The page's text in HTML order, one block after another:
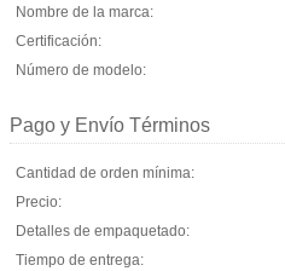
Nombre de la marca:
Certificación:
Número de modelo:
Pago y Envío Términos
Cantidad de orden mínima:
Precio:
Detalles de empaquetado:
Tiempo de entrega: